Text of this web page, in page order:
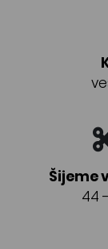
Šijeme
44